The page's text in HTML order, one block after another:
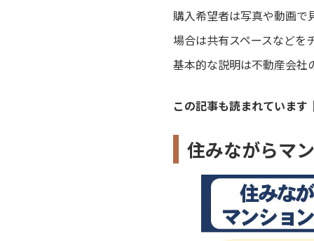
購入希望者は写真や動画
場合は共有スペースなどを
基本的な説明は不動産会社
この記事も読まれています｜
住みながらマ